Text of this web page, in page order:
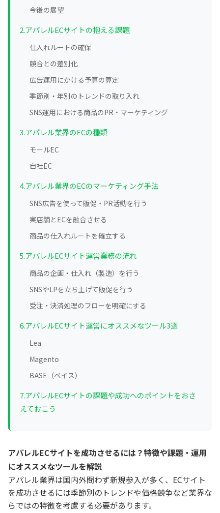
今後の展望
2.アパレルECサイトの抱える課題
仕入れルートの確保
競合との差別化
広告運用にかける予算の算定
季節別・年別のトレンドの取り入れ
SNS運用における商品のPR・マーケティング
3.アパレル業界のECの種類
モールEC
自社EC
4.アパレル業界のECのマーケティング手法
SNS広告を使って販促・PR活動を行う
実店舗とECを融合させる
商品の仕入れルートを確立する
5.アパレルECサイト運営業務の流れ
商品の企画・仕入れ（製造）を行う
SNSやLPを立ち上げて販促を行う
受注・決済処理のフローを明確にする
6.アパレルECサイト運営にオススメなツール3選
Lea
Magento
BASE（ベイス）
7.アパレルECサイトの課題や成功へのポイントをおさ
えておこう
アパレルECサイトを成功させるには？特徴や課題・運用
にオススメなツールを解説
アパレル業界は国内外問わず新規参入が多く、ECサイト
を成功させるには季節別のトレンドや価格競争など業界な
らではの特徴を考慮する必要があります。